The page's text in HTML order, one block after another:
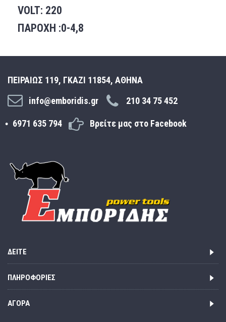
VOLT: 220
ΠΑΡΟΧΗ :0-4,8
ΠΕΙΡΑΙΩΣ 119, ΓΚΑΖΙ 11854, ΑΘΗΝΑ
info@emboridis.gr
210 34 75 452
6971 635 794 Βρείτε μας στο Facebook
ΔΕΊΤΕ
ΠΛΗΡΟΦΟΡΊΕΣ
ΑΓΟΡΆ